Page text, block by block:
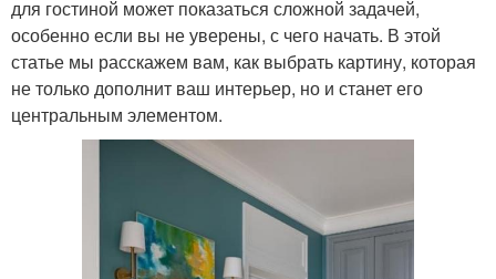
для гостиной может показаться сложной задачей,
особенно если вы не уверены, с чего начать. В этой
статье мы расскажем вам, как выбрать картину, которая
не только дополнит ваш интерьер, но и станет его
центральным элементом.